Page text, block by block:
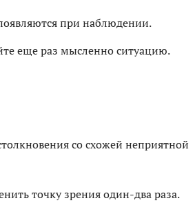
при наблюдении.
еще раз мысленно ситуацию.
со схожей неприятной
точку зрения один-два раза.